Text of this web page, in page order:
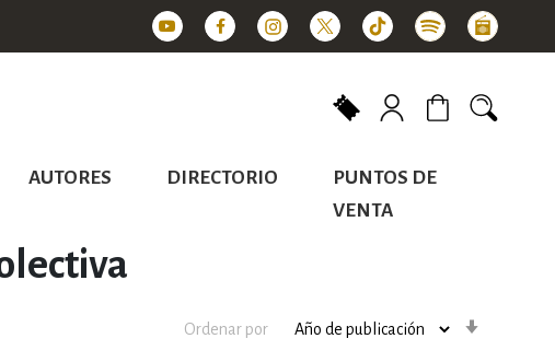
AUTORES DIRECTORIO
PUNTOS DE
VENTA
Ordenar por